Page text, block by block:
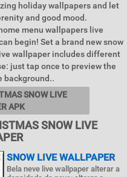
holiday wallpapers and let
and good mood.
menu wallpapers live
begin! Set a brand new snow
wallpaper includes different
just tap once to preview the
background..
SNOW LIVE
APK
SNOW LIVE
SNOW LIVE WALLPAPER
Bela neve live wallpaper alterar a